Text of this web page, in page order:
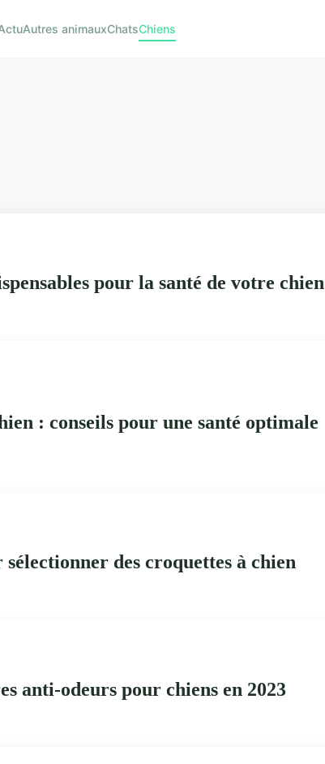
Autres animauxChatsChiens
pour la santé de votre chien
: conseils pour une santé optimale
sélectionner des croquettes à chien
anti-odeurs pour chiens en 2023